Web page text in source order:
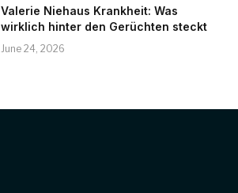
Valerie Niehaus Krankheit: Was
wirklich hinter den Gerüchten steckt
June 24, 2026